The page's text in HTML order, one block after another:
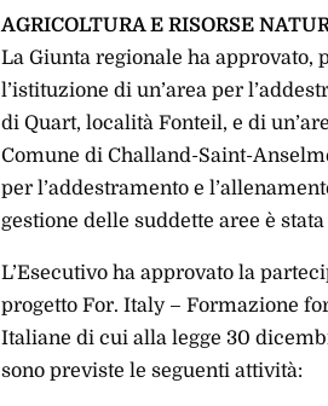
AGRICOLTURA E RISORSE
La Giunta regionale ha approvato,
l’istituzione di un’area per
di Quart, località Fonteil, e di
Comune di Challand-Saint-
per l’addestramento e
gestione delle suddette aree è
L’Esecutivo ha approvato la
progetto For. Italy – Formazione
Italiane di cui alla legge 30
sono previste le seguenti attività: